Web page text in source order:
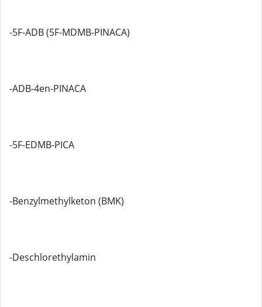
-5F-ADB (5F-MDMB-PINACA)
-ADB-4en-PINACA
-5F-EDMB-PICA
-Benzylmethylketon (BMK)
-Deschlorethylamin